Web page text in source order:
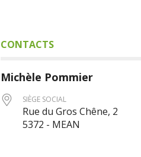
CONTACTS
Michèle Pommier
SIÈGE SOCIAL
Rue du Gros Chêne, 2
5372 - MEAN